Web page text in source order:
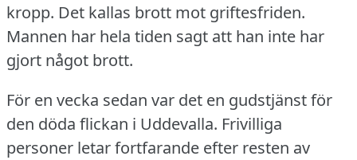
kropp. Det kallas brott mot griftesfriden.
Mannen har hela tiden sagt att han inte har
gjort något brott.
För en vecka sedan var det en gudstjänst för
den döda flickan i Uddevalla. Frivilliga
personer letar fortfarande efter resten av